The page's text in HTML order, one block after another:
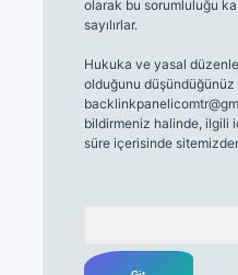
olarak bu sorumluluğu
sayılırlar.
Hukuka ve yasal
olduğunu
bildirmeniz halinde, ilgili
süre içerisinde